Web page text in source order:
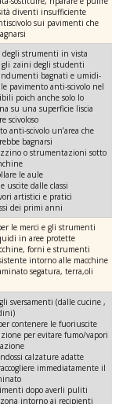
diventi insufficiente
sui pavimenti che
degli strumenti in vista
gli zaini degli studenti
bagnati e umidi-
pavimento anti-scivolo nel
poich anche solo lo
su una superficie liscia
scivoloso
anti-scivolo un’area che
bagnarsi
o strumentazioni sotto
le aule
uscite dalle classi
artistici e pratici
dei primi anni
le merci e gli strumenti
in aree protette
forni e strumenti
intorno alle macchine
segatura, terra,oli
sversamenti (dalle cucine ,
contenere le fuoriuscite
per evitare fumo/vapori
calzature adatte
immediatamente il
dopo averli puliti
intorno ai recipienti